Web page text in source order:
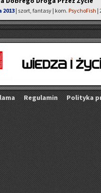
2013 | szort, fantasy | kom. PsychoFish |
Re­gu­la­min Po­li­ty­ka